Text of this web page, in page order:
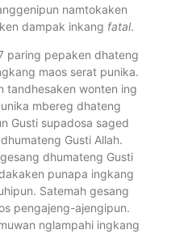
namtokaken
dampak inkang fatal.
paring pepaken dhateng
maos serat punika.
tandhesaken wonten ing
mbereg dhateng
Gusti supadosa saged
Gusti Allah.
dhumateng Gusti
punapa ingkang
Satemah gesang
pengajeng-ajengipun.
nglampahi ingkang